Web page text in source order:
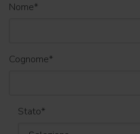
Nome*
Cognome*
Stato*